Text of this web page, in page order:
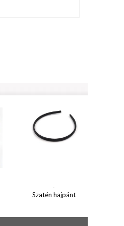
-
Szatén hajpánt